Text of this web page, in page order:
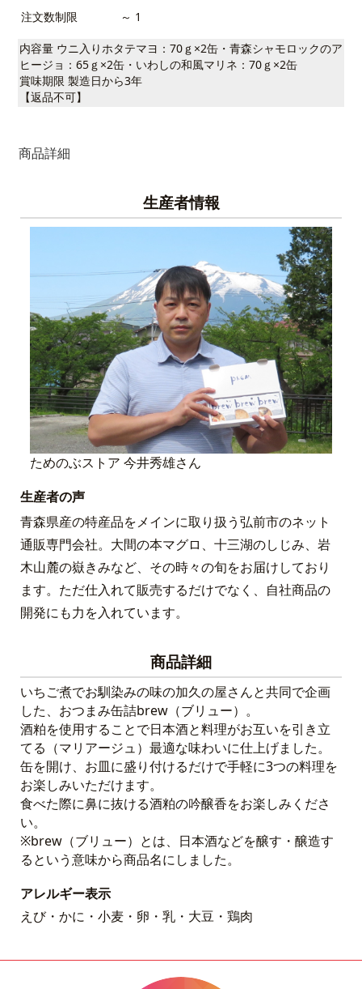
注文数制限 ～ 1
内容量 ウニ入りホタテマヨ：70ｇ×2缶・青森シャモロックのア
ヒージョ：65ｇ×2缶・いわしの和風マリネ：70ｇ×2缶
賞味期限 製造日から3年
【返品不可】
商品詳細
生産者情報
ためのぶストア 今井秀雄さん
生産者の声
青森県産の特産品をメインに取り扱う弘前市のネット
通販専門会社。大間の本マグロ、十三湖のしじみ、岩
木山麓の嶽きみなど、その時々の旬をお届けしており
ます。ただ仕入れて販売するだけでなく、自社商品の
開発にも力を入れています。
商品詳細
いちご煮でお馴染みの味の加久の屋さんと共同で企画
した、おつまみ缶詰brew（ブリュー）。
酒粕を使用することで日本酒と料理がお互いを引き立
てる（マリアージュ）最適な味わいに仕上げました。
缶を開け、お皿に盛り付けるだけで手軽に3つの料理を
お楽しみいただけます。
食べた際に鼻に抜ける酒粕の吟醸香をお楽しみくださ
い。
※brew（ブリュー）とは、日本酒などを醸す・醸造す
るという意味から商品名にしました。
アレルギー表示
えび・かに・小麦・卵・乳・大豆・鶏肉